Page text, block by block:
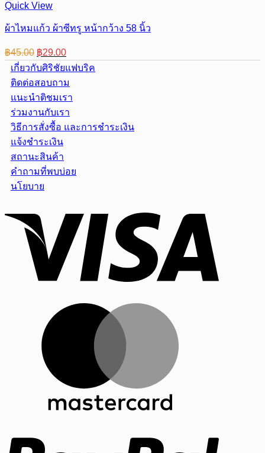
Quick View
ผ้าไหมแก้ว ผ้าซีทรู หน้ากว้าง 58 นิ้ว
฿45.00 Original
price
was:
฿45.00.
฿29.00Current
price
is:
฿29.00.
เกี่ยวกับศิริชัยแฟบริค
ติดต่อสอบถาม
แนะนำติชมเรา
ร่วมงานกับเรา
วิธีการสั่งซื้อ และการชำระเงิน
แจ้งชำระเงิน
สถานะสินค้า
คำถามที่พบบ่อย
นโยบาย